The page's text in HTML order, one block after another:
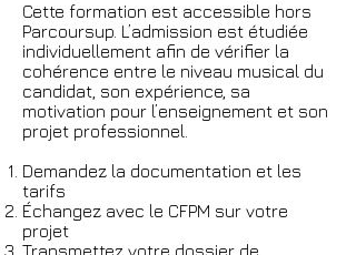
Cette formation est accessible hors
Parcoursup. L’admission est étudiée
individuellement afin de vérifier la
cohérence entre le niveau musical du
candidat, son expérience, sa
motivation pour l’enseignement et son
projet professionnel.
Demandez la documentation et les
tarifs
Échangez avec le CFPM sur votre
projet
Transmettez votre dossier de